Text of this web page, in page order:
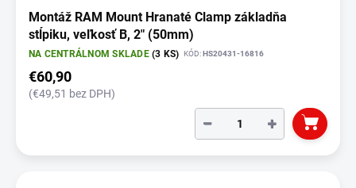
Montáž RAM Mount Hranaté Clamp základňa
stĺpiku, veľkosť B, 2" (50mm)
NA CENTRÁLNOM SKLADE(3 KS) KÓD:HS20431-16816
€60,90
(€49,51 bez DPH)
+
−